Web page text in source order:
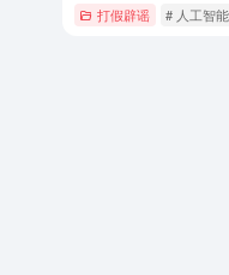
打假辟谣 # 人工智能